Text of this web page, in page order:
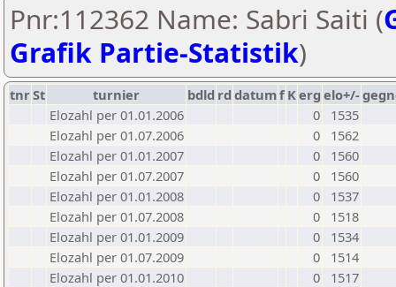
Pnr:112362 Name: Sabri Saiti (
Grafik Partie-Statistik)
tnrSt turnier bdld rd datumf Kerg elo+/-
Elozahl per 01.01.2006
0
1535
Elozahl per 01.07.2006
0
1562
Elozahl per 01.01.2007
0
1560
Elozahl per 01.07.2007
0
1560
Elozahl per 01.01.2008
0
1537
Elozahl per 01.07.2008
0
1518
Elozahl per 01.01.2009
0
1534
Elozahl per 01.07.2009
0
1514
Elozahl per 01.01.2010
0
1517